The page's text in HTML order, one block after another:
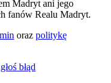
Madryt ani jego
fanów Realu Madryt.
oraz politykę
błąd